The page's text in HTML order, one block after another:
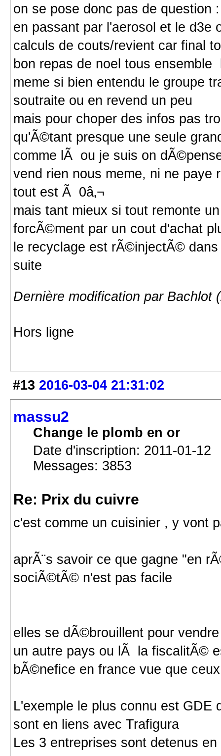
on se pose donc pas de question
en passant par l'aerosol et le
calculs de couts/revient car final
bon repas de noel tous ensemble
meme si bien entendu le groupe
soutraite ou en revend un peu
mais pour choper des infos pas
qu'Ã©tant presque une seule
comme lÃ ou je suis on
vend rien nous meme, ni ne paye
tout est Ã 0â‚¬
mais tant mieux si tout remonte
forcÃ©ment par un cout d'achat
le recyclage est rÃ©injectÃ©
suite
Dernière modification par Bachlot
Hors ligne
#13 2016-03-04 21:31:02
massu2
Change le plomb en or
Date d'inscription: 2011-01-12
Messages: 3853
Re: Prix du cuivre
c'est comme un cuisinier , y vont
aprÃ¨s savoir ce que gagne "en
sociÃ©tÃ© n'est pas facile
elles se dÃ©brouillent pour
un autre pays ou lÃ la fiscalitÃ©
bÃ©nefice en france vue que
L'exemple le plus connu est GDE
sont en liens avec Trafigura
Les 3 entreprises sont detenus